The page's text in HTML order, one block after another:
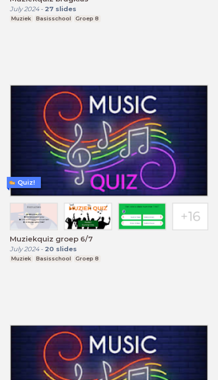
July 2024- 27 slides
Muziek Basisschool Groep 8
Muziekquiz groep 6/7
July 2024- 20 slides
Muziek Basisschool Groep 8
Quiz!